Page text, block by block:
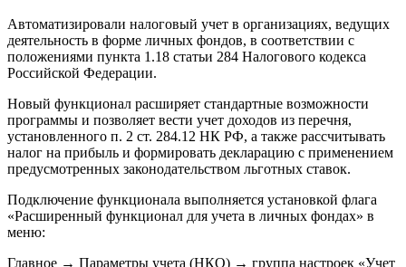
Автоматизировали налоговый учет в организациях, ведущих
деятельность в форме личных фондов, в соответствии с
положениями пункта 1.18 статьи 284 Налогового кодекса
Российской Федерации.
Новый функционал расширяет стандартные возможности
программы и позволяет вести учет доходов из перечня,
установленного п. 2 ст. 284.12 НК РФ, а также рассчитывать
налог на прибыль и формировать декларацию с применением
предусмотренных законодательством льготных ставок.
Подключение функционала выполняется установкой флага
«Расширенный функционал для учета в личных фондах» в
меню:
Главное → Параметры учета (НКО) → группа настроек «Учет